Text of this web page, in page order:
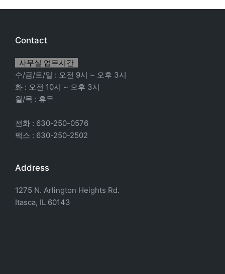
Contact
사무실 업무시간
수/금/토/일 : 오전 9시 ~ 오후 3시
화 : 오전 10시 ~ 오후 3시
월/목 : 휴무
전화 : 630-250-0576
팩스 : 630-250-2502
Address
1275 N. Arlington Heights Rd.
Itasca, IL 60143